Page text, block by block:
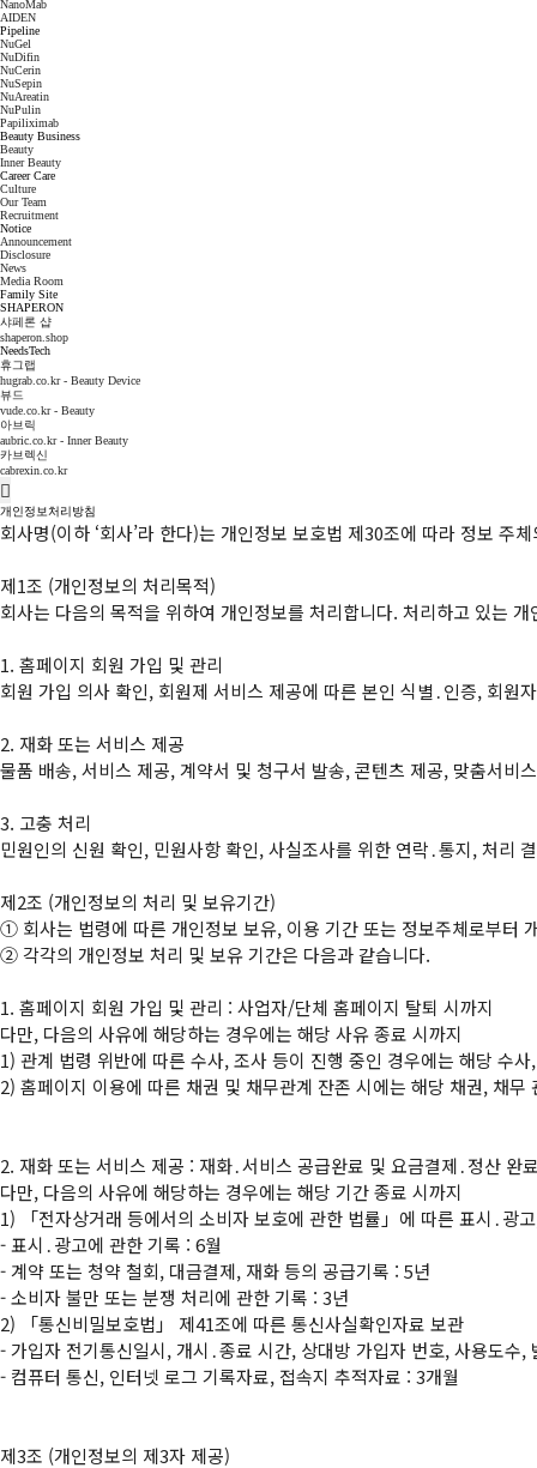
NanoMab
AIDEN
Pipeline
NuGel
NuDifin
NuCerin
NuSepin
NuAreatin
NuPulin
Papiliximab
Beauty Business
Beauty
Inner Beauty
Career Care
Culture
Our Team
Recruitment
Notice
Announcement
Disclosure
News
Media Room
Family Site
SHAPERON
샤페론 샵
shaperon.shop
NeedsTech
휴그랩
hugrab.co.kr - Beauty Device
뷰드
vude.co.kr - Beauty
아브릭
aubric.co.kr - Inner Beauty
카브렉신
cabrexin.co.kr
개인정보처리방침
회사명(이하 ‘회사’라 한다)는 개인정보 보호법 제30조에 따라 정보
제1조 (개인정보의 처리목적)
회사는 다음의 목적을 위하여 개인정보를 처리합니다. 처리하고 있는
1. 홈페이지 회원 가입 및 관리
회원 가입 의사 확인, 회원제 서비스 제공에 따른 본인 식별․인증, 회
2. 재화 또는 서비스 제공
물품 배송, 서비스 제공, 계약서 및 청구서 발송, 콘텐츠 제공, 맞춤서비
3. 고충 처리
민원인의 신원 확인, 민원사항 확인, 사실조사를 위한 연락․통지, 처리
①
② 각각의 개인정보 처리 및 보유 기간은 다음과 같습니다.
1. 홈페이지 회원 가입 및 관리 : 사업자/단체 홈페이지 탈퇴 시까지
다만, 다음의 사유에 해당하는 경우에는 해당 사유 종료 시까지
1) 관계 법령 위반에 따른 수사, 조사 등이 진행 중인 경우에는 해당 수
2) 홈페이지 이용에 따른 채권 및 채무관계 잔존 시에는 해당 채권, 채무
2. 재화 또는 서비스 제공 : 재화․서비스 공급완료 및 요금결제․정산 완
다만, 다음의 사유에 해당하는 경우에는 해당 기간 종료 시까지
1) 「전자상거래 등에서의 소비자 보호에 관한 법률」에 따른 표시․광
- 표시․광고에 관한 기록 : 6월
- 계약 또는 청약 철회, 대금결제, 재화 등의 공급기록 : 5년
- 소비자 불만 또는 분쟁 처리에 관한 기록 : 3년
2) 「통신비밀보호법」 제41조에 따른 통신사실확인자료 보관
- 가입자 전기통신일시, 개시․종료 시간, 상대방 가입자 번호, 사용도수,
- 컴퓨터 통신, 인터넷 로그 기록자료, 접속지 추적자료 : 3개월